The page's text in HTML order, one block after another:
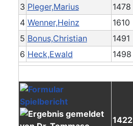
3 Pleger,Marius 1478
4 Wenner,Heinz 1610
5 Bonus,Christian 1491
6 Heck,Ewald 1498
1422